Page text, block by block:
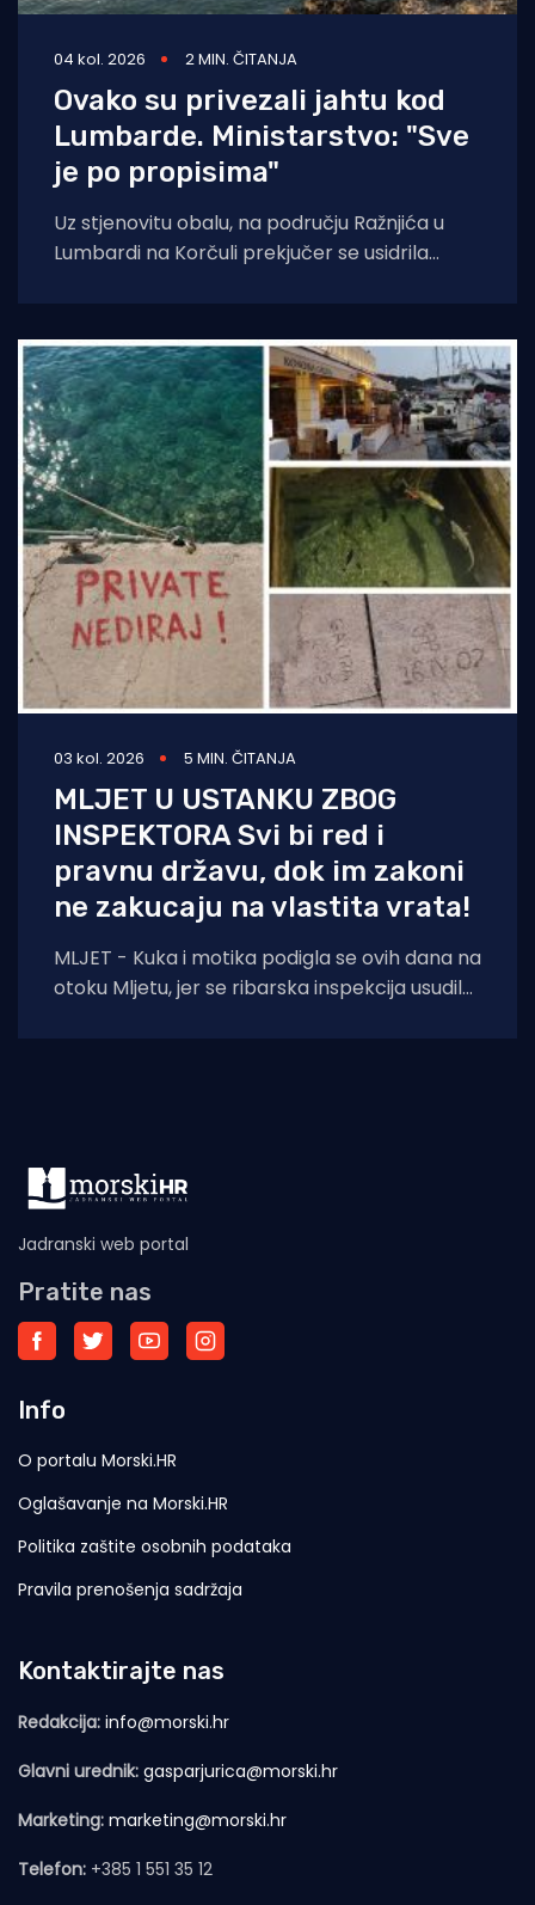
04 kol. 2026 2 MIN. ČITANJA
Ovako su privezali jahtu kod
Lumbarde. Ministarstvo: "Sve
je po propisima"
Uz stjenovitu obalu, na području Ražnjića u
Lumbardi na Korčuli prekjučer se usidrila
03 kol. 2026 5 MIN. ČITANJA
MLJET U USTANKU ZBOG
INSPEKTORA Svi bi red i
pravnu državu, dok im zakoni
ne zakucaju na vlastita vrata!
MLJET - Kuka i motika podigla se ovih dana na
otoku Mljetu, jer se ribarska inspekcija usudila
Jadranski web portal
Pratite nas
Info
O portalu Morski.HR
Oglašavanje na Morski.HR
Politika zaštite osobnih podataka
Pravila prenošenja sadržaja
Kontaktirajte nas
Redakcija: info@morski.hr
Glavni urednik: gasparjurica@morski.hr
Marketing: marketing@morski.hr
Telefon: +385 1 551 35 12